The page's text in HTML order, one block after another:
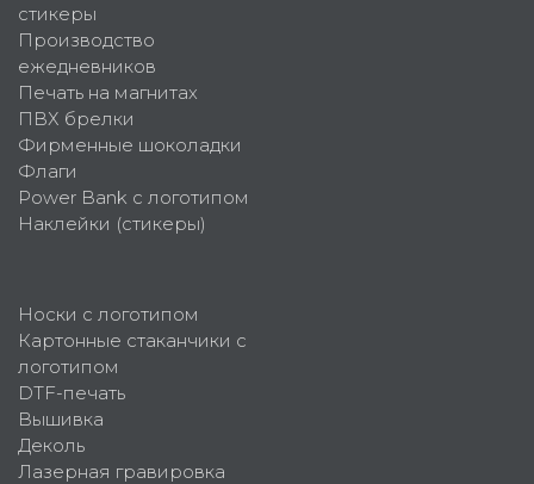
стикеры
Производство
ежедневников
Печать на магнитах
ПВХ брелки
Фирменные шоколадки
Флаги
Power Bank с логотипом
Наклейки (стикеры)
Носки с логотипом
Картонные стаканчики с
логотипом
DTF-печать
Вышивка
Деколь
Лазерная гравировка